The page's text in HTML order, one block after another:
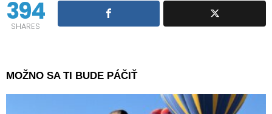
394
SHARES
MOŽNO SA TI BUDE PÁČIŤ